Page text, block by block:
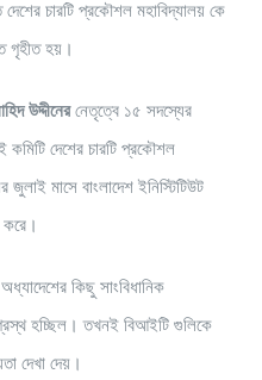
চারটি প্রকৌশল মহাবিদ্যালয় কে
গৃহীত হয়।
উদ্দীনেরনেতৃত্বে ১৫ সদস্যের
দেশের চারটি প্রকৌশল
মাসে বাংলাদেশ ইনিস্টিটিউট
কিছু সাংবিধানিক
হচ্ছিল। তখনই বিআইটি গুলিকে
দেখা দেয়।